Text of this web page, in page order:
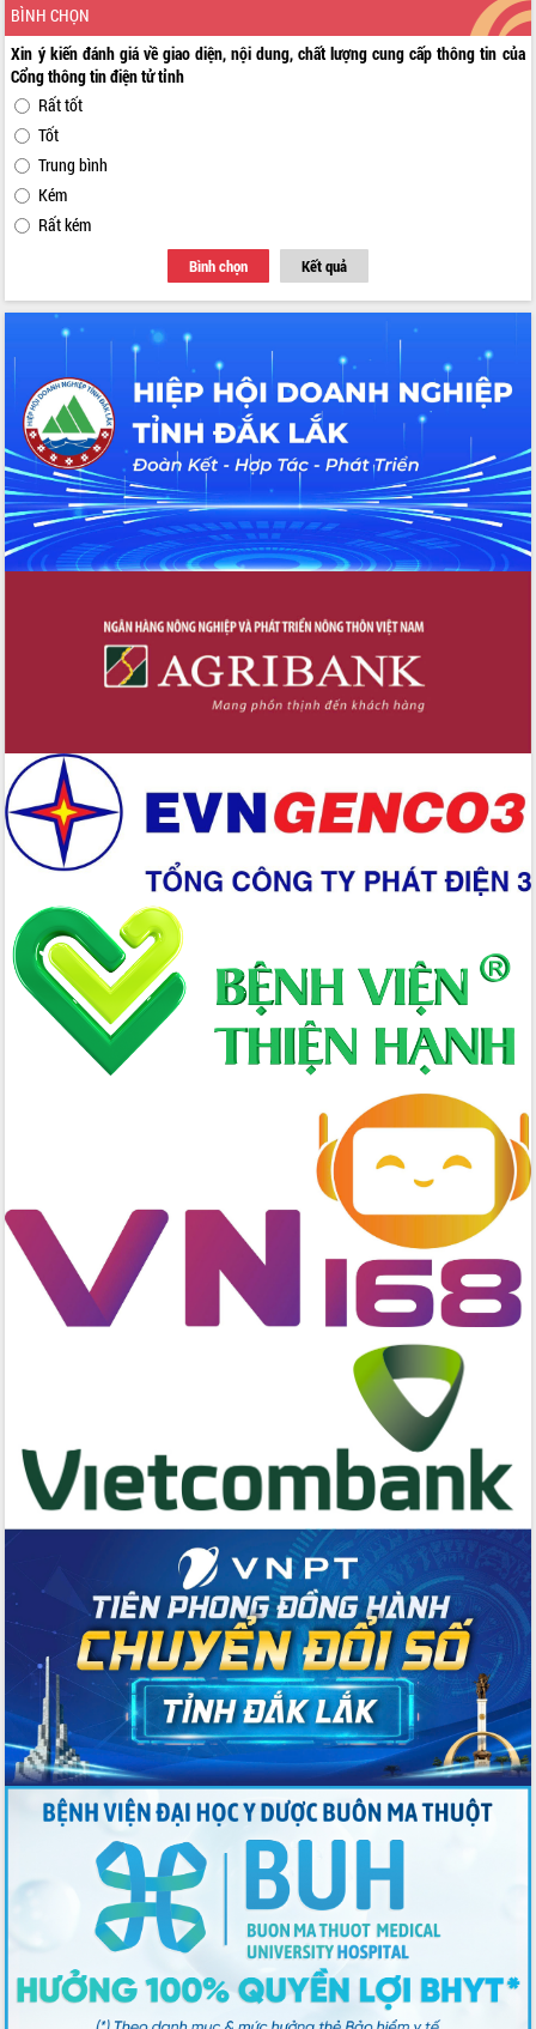
BÌNH CHỌN
Xin ý kiến đánh giá về giao diện, nội dung, chất lượng cung cấp thông tin của
Cổng thông tin điện tử tỉnh
Rất tốt
Tốt
Trung bình
Kém
Rất kém
Bình chọn Kết quả